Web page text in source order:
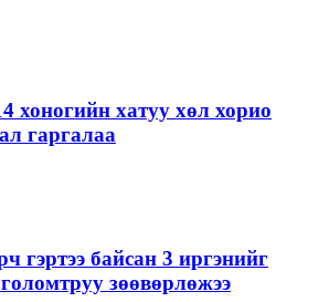
хоногийн хатуу хөл хорио
гаргалаа
гэртээ байсан 3 иргэнийг
зөөвөрлөжээ